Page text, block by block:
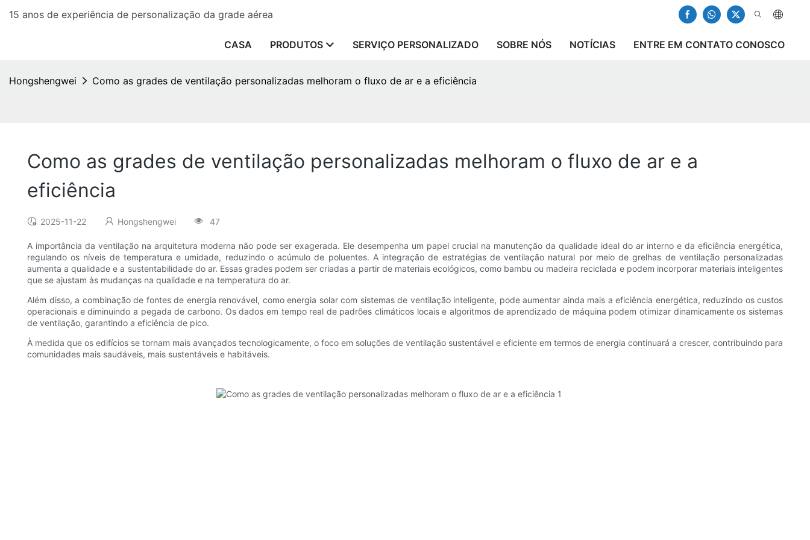
15 anos de experiência de personalização da grade aérea
CASA PRODUTOS SERVIÇO PERSONALIZADO SOBRE NÓS NOTÍCIAS ENTRE EM CONTATO CONOSCO
Hongshengwei Como as grades de ventilação personalizadas melhoram o fluxo de ar e a eficiência
Como as grades de ventilação personalizadas melhoram o fluxo de ar e a
eficiência
2025-11-22 Hongshengwei 47
A importância da ventilação na arquitetura moderna não pode ser exagerada. Ele desempenha um papel crucial na manutenção da qualidade ideal do ar interno e da eficiência energética,
regulando os níveis de temperatura e umidade, reduzindo o acúmulo de poluentes. A integração de estratégias de ventilação natural por meio de grelhas de ventilação personalizadas
aumenta a qualidade e a sustentabilidade do ar. Essas grades podem ser criadas a partir de materiais ecológicos, como bambu ou madeira reciclada e podem incorporar materiais inteligentes
que se ajustam às mudanças na qualidade e na temperatura do ar.
Além disso, a combinação de fontes de energia renovável, como energia solar com sistemas de ventilação inteligente, pode aumentar ainda mais a eficiência energética, reduzindo os custos
operacionais e diminuindo a pegada de carbono. Os dados em tempo real de padrões climáticos locais e algoritmos de aprendizado de máquina podem otimizar dinamicamente os sistemas
de ventilação, garantindo a eficiência de pico.
À medida que os edifícios se tornam mais avançados tecnologicamente, o foco em soluções de ventilação sustentável e eficiente em termos de energia continuará a crescer, contribuindo para
comunidades mais saudáveis, mais sustentáveis ​​e habitáveis.